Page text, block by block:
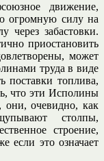
движение,
огромную силу на
через забастовки.
приостановить
может
труда в виде
поставки топлива,
что эти Исполины
они, очевидно, как
столпы,
строение,
если это означает